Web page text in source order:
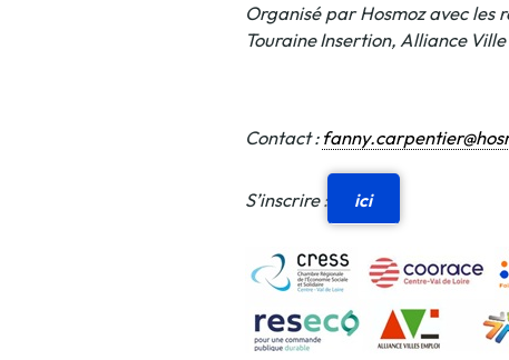
Organisé par Hosmoz avec les
Touraine Insertion, Alliance
Contact :
S’inscrire : ici